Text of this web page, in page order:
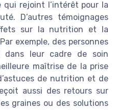
qui rejoint l’intérêt pour la
D’autres témoignages
sur la nutrition et la
exemple, des personnes
leur cadre de soin
maîtrise de la prise
de nutrition et de
aussi des retours sur
graines ou des solutions